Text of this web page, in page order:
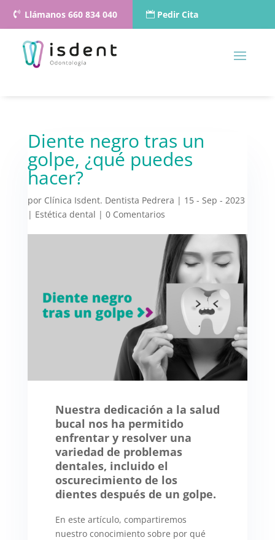
Llámanos 660 834 040 Pedir Cita
Diente negro tras un
golpe, ¿qué puedes
hacer?
por Clínica Isdent. Dentista Pedrera | 15 - Sep - 2023
| Estética dental | 0 Comentarios
Nuestra dedicación a la salud
bucal nos ha permitido
enfrentar y resolver una
variedad de problemas
dentales, incluido el
oscurecimiento de los
dientes después de un golpe.
En este artículo, compartiremos
nuestro conocimiento sobre por qué